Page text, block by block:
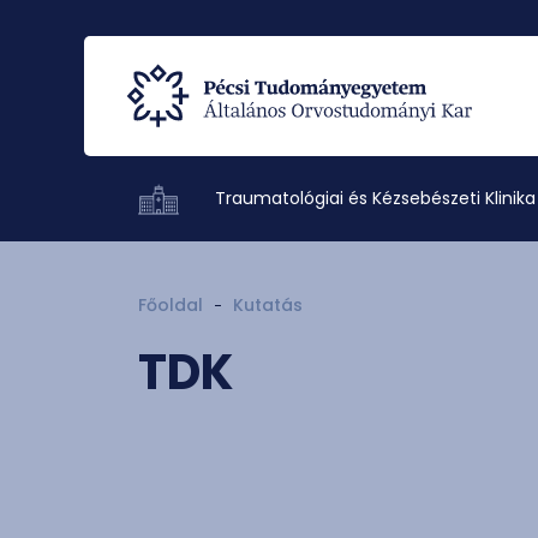
Traumatológiai és Kézsebészeti Klinika
Főoldal Kutatás
TDK